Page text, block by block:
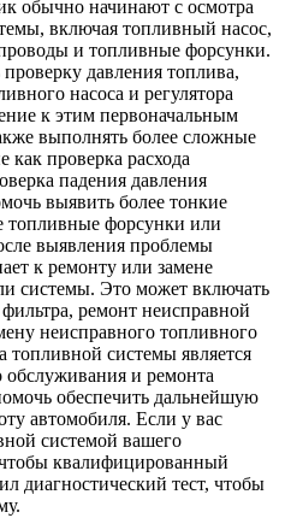
обычно начинают с осмотра
включая топливный насос,
и топливные форсунки.
давления топлива,
насоса и регулятора
к этим первоначальным
выполнять более сложные
как проверка расхода
падения давления
выявить более тонкие
топливные форсунки или
выявления проблемы
к ремонту или замене
системы. Это может включать
ремонт неисправной
неисправного топливного
топливной системы является
обслуживания и ремонта
обеспечить дальнейшую
автомобиля. Если у вас
системой вашего
квалифицированный
диагностический тест, чтобы